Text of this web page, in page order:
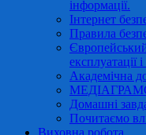
інформації.
Інтернет
Правила
Європейський
експлуатації
Академічна
Домашні
Почитаємо
Виховна робота